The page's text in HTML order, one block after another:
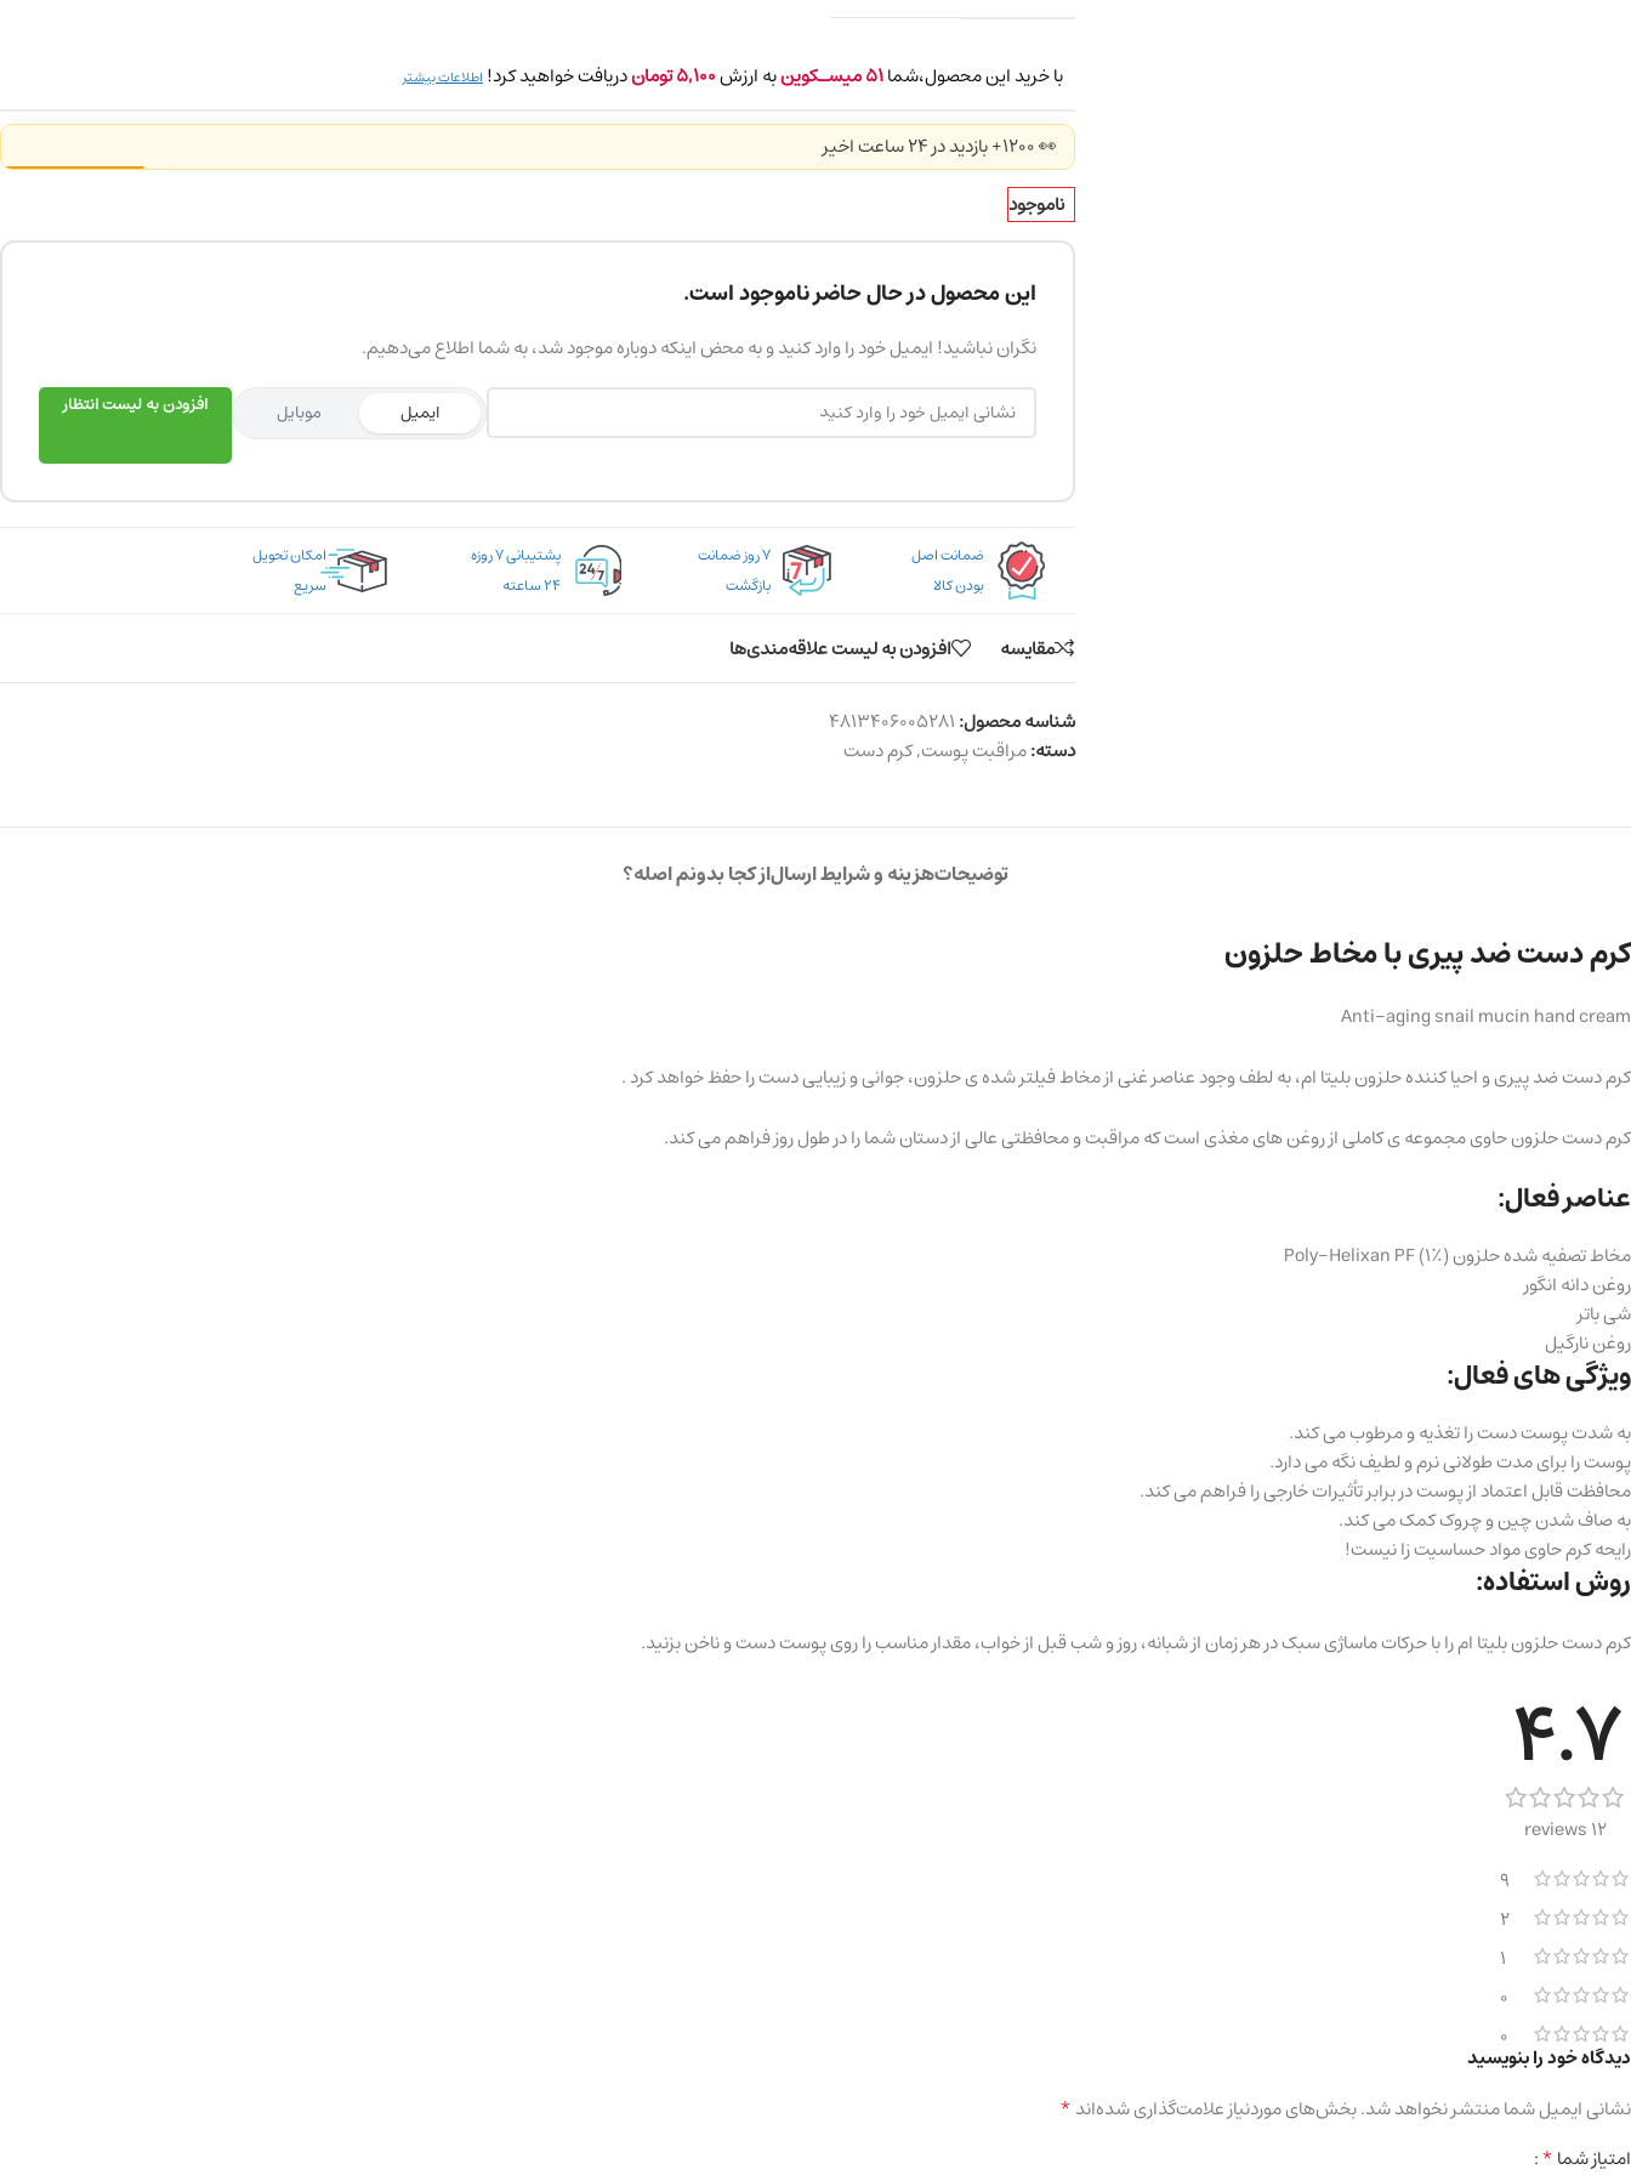
با خرید این محصول،شما51میسـکوینبه ارزش5,100توماندریافت خواهید کرد! اطلاعات بیشتر
👀 1200+ بازدید در ۲۴ ساعت اخیر
ناموجود
این محصول در حال حاضر ناموجود است.
نگران نباشید! ایمیل خود را وارد کنید و به محض اینکه دوباره موجود شد، به شما اطلاع می‌دهیم.
ایمیل موبایل افزودن به لیست انتظار
ضمانت اصل
بودن کالا
۷ روز ضمانت
بازگشت
پشتیبانی ۷ روزه
۲۴ ساعته
امکان تحویل
سریع
مقایسه افزودن به لیست علاقه‌مندی‌ها
شناسه محصول:4813406005281
دسته:مراقبت پوست,کرم دست
توضیحاتهزینه و شرایط ارسالاز کجا بدونم اصله؟
کرم دست ضد پیری با مخاط حلزون
Anti-aging snail mucin hand cream
کرم دست ضد پیری و احیا کننده حلزون بلیتا ام، به لطف وجود عناصر غنی از مخاط فیلتر شده ی حلزون، جوانی و زیبایی دست را حفظ خواهد کرد .
کرم دست حلزون حاوی مجموعه ی کاملی از روغن های مغذی است که مراقبت و محافظتی عالی از دستان شما را در طول روز فراهم می کند.
عناصر فعال:
مخاط تصفیه شده حلزون Poly-Helixan PF (1٪)
روغن دانه انگور
شی باتر
روغن نارگیل
ویژگی های فعال:
به شدت پوست دست را تغذیه و مرطوب می کند.
پوست را برای مدت طولانی نرم و لطیف نگه می دارد.
محافظت قابل اعتماد از پوست در برابر تأثیرات خارجی را فراهم می کند.
به صاف شدن چین و چروک کمک می کند.
رایحه کرم حاوی مواد حساسیت زا نیست!
روش استفاده:
کرم دست حلزون بلیتا ام را با حرکات ماساژی سبک در هر زمان از شبانه، روز و شب قبل از خواب، مقدار مناسب را روی پوست دست و ناخن بزنید.
4.7
12 reviews
9
2
1
0
0
دیدگاه خود را بنویسید
نشانی ایمیل شما منتشر نخواهد شد.بخش‌های موردنیاز علامت‌گذاری شده‌اند*
امتیاز شما*